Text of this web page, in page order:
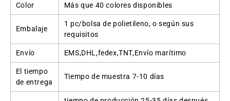
Color Más que 40 colores disponibles
Embalaje
1 pc/bolsa de polietileno, o según sus
requisitos
Envío EMS,DHL,fedex,TNT,Envío marítimo
El tiempo
de entrega
Tiempo de muestra 7-10 días